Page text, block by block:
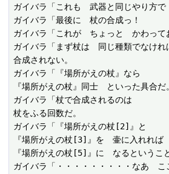
ガイバラ「これも　武器と同じやり方で
ガイバラ「最後に　杖の合成っ！
ガイバラ「これが　ちょっと　かわって
ガイバラ「まず杖は　同じ種類でなけれ
合成されない。
ガイバラ「『場所がえの杖』なら
『場所がえの杖』同士　といった具合だ
ガイバラ「杖で合成されるのは
杖をふる回数だ。
ガイバラ「『場所がえの杖[2]』と
『場所がえの杖[3]』を　壷に入れれば
『場所がえの杖[5]』に　なるというこ
ガイバラ「・・・・・・・・・なあ　こ